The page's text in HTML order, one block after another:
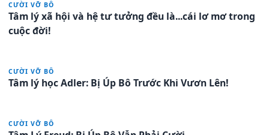
CƯỜI VỠ BÔ
Tâm lý xã hội và hệ tư tưởng đều là...cái lơ mơ trong
cuộc đời!
CƯỜI VỠ BÔ
Tâm lý học Adler: Bị Úp Bô Trước Khi Vươn Lên!
CƯỜI VỠ BÔ